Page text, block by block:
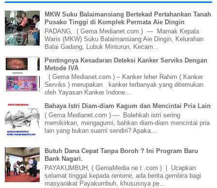
MKW Suku Balaimansiang Bertekad Pertahankan Tanah
Pusako Tinggi di Komplek Permata Aie Dingin
PADANG, ( Gema Medianet.com ) — Mamak Kepala
Waris (MKW) Suku Balaimansiang Aie Dingin, Kelurahan
Balai Gadang, Lubuk Minturun, Kecam...
Pentingnya Kesadaran Deteksi Kanker Serviks Dengan
Metode IVA
( Gema Medianet.com ) – Kanker leher Rahim ( Kanker
Serviks ) merupakan kanker terbanyak yang ditemukan
oleh Yayasan Kanker Indone...
Bahaya Istri Diam-diam Kagum dan Mencintai Pria Lain
( Gema Medianet.com ) — Bolehkah istri sering
memikirkan, mengagumi, bahkan diam-diam mencintai pria
lain yang bukan suami sendiri? Apaka...
Butuh Dana Cepat Tanpa Boroh ? Ini Program Baru
Bank Nagari.
PAYAKUMBUH, ( GemaMedia ne t .com ) | Ucapkan
selamat tinggal kepada rentenir, ada berita gembira bagi
masyarakat Payakumbuh, khususnya pe...